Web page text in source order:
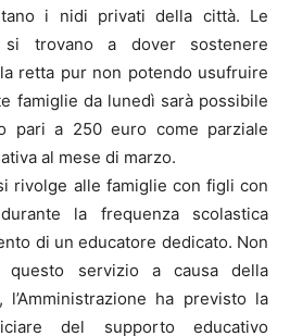
i nidi privati della città. Le
trovano a dover sostenere
retta pur non potendo usufruire
famiglie da lunedì sarà possibile
pari a 250 euro come parziale
al mese di marzo.
rivolge alle famiglie con figli con
la frequenza scolastica
di un educatore dedicato. Non
questo servizio a causa della
ha previsto la
del supporto educativo